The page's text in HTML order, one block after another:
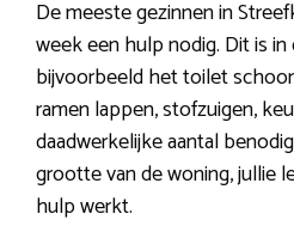
De meeste gezinnen in
week een hulp nodig. Dit is
bijvoorbeeld het toilet
ramen lappen, stofzuigen,
daadwerkelijke aantal
grootte van de woning, jullie
hulp werkt.